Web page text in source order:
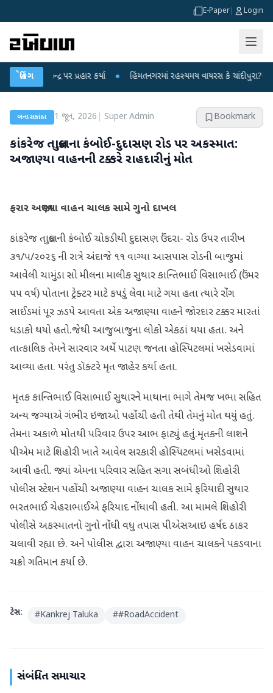
E-Paper Login
બ્રેકિંગ
કેન્દ્ર પર પ્રહાર કર્યા ● હિંમતનગરમાં રહસ્યમય વાયરસ કે ચાંદીપુરા? 6 બાળકોના
બનાસકાંઠા 1 જૂન, 2026 Super Admin Bookmark
કાંકરેજ તાલુકાના કંબોઈ-દુદાસણ રોડ પર અકસ્માત:
અજાણ્યા વાહનની ટક્કરે રાહદારીનું મોત
ફરાર અજાણ્યા વાહન ચાલક સામે ગુનો દાખલ
કાંકરેજ તાલુકાની કંબોઈ ચોકડીથી દુદાસણ ઉંદરા- રોડ ઉપર તારીખ
૩૧/૫/૨૦૨૬ ની રાત્રે અંદાજે ૧૧ વાગ્યા આસપાસ રોડની બાજુમાં
આવેલી ચામુંડા સો મીલના માલીક સુથાર કાન્તિભાઈ વિસાભાઈ (ઉંમર
૫૫ વર્ષ) પોતાના ટ્રેક્ટર માટે કપડું લેવા માટે ગયા હતા ત્યારે રોંગ
સાઈડમાં પૂર ઝડપે આવતા એક અજાણ્યા વાહને જોરદાર ટક્કર મારતાં
ધડાકો થયો હતો.જેથી આજુબાજુના લોકો એકઠાં થયા હતા. અને
તાત્કાલિક તેમને સારવાર અર્થે પાટણ જનતા હોસ્પિટલમાં ખસેડવામાં
આવ્યા હતા. પરંતુ ડૉક્ટરે મૃત જાહેર કર્યા હતા.
મૃતક કાન્તિભાઈ વિસાભાઈ સુથારને માથાના ભાગે તેમજ ખભા સહિત
અન્ય જગ્યાએ ગંભીર ઇજાઓ પહોંચી હતી તેથી તેમનું મોત થયું હતું.
તેમના અકાળે મોતથી પરિવાર ઉપર આભ ફાટ્યું હતું.મૃતકની લાશને
પીએમ માટે શિહોરી ખાતે આવેલ સરકારી હોસ્પિટલમાં ખસેડવામાં
આવી હતી. જ્યાં એમના પરિવાર સહિત સગા સબંધીઓ શિહોરી
પોલીસ સ્ટેશન પહોંચી અજાણ્યા વાહન ચાલક સામે ફરિયાદી સુથાર
ભરતભાઈ ચેહરાભાઈએ ફરિયાદ નોંધાવી હતી. આ મામલે શિહોરી
પોલીસે અકસ્માતનો ગુનો નોંધી વધુ તપાસ પીએસઆઇ હર્ષદ ઠાકર
ચલાવી રહ્યા છે. અને પોલીસ દ્વારા અજાણ્યા વાહન ચાલકને પકડવાના
ચક્રો ગતિમાન કર્યા છે.
ટેગ્સ: #Kankrej Taluka ##RoadAccident
સંબંધિત સમાચાર